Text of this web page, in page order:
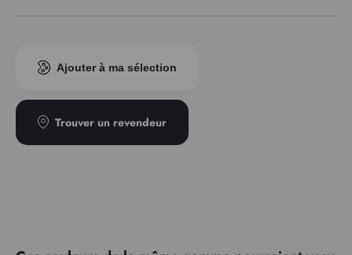
Ajouter à ma sélection
Trouver un revendeur